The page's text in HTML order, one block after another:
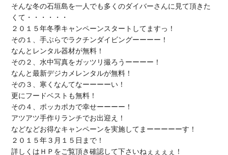
そんな冬の石垣島を一人でも多くのダイバーさんに見て頂きた
くて・・・・・・
２０１５年冬季キャンペーンスタートしてますっ！
その１、手ぶらでラクチンダイビングーーーー！
なんとレンタル器材が無料！
その２、水中写真をガッツリ撮ろうーーーー！
なんと最新デジカメレンタルが無料！
その３、寒くなんてなーーーーい！
更にフードベストも無料！
その４、ポッカポカで幸せーーーー！
アツアツ手作りランチでお出迎え！
などなどお得なキャンペーンを実施してまーーーーーす！
２０１５年３月１５日まで！
詳しくはＨＰをご覧頂き確認して下さいねぇぇぇぇ！